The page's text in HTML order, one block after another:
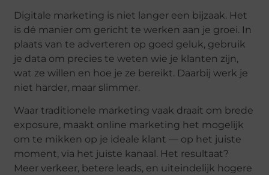
Digitale marketing is niet langer een bijzaak. Het
is dé manier om gericht te werken aan je groei. In
plaats van te adverteren op goed geluk, gebruik
je data om precies te weten wie je klanten zijn,
wat ze willen en hoe je ze bereikt. Daarbij werk je
niet harder, maar slimmer.
Waar traditionele marketing vaak draait om brede
exposure, maakt online marketing het mogelijk
om te mikken op je ideale klant — op het juiste
moment, via het juiste kanaal. Het resultaat?
Meer verkeer, betere leads, en uiteindelijk hogere